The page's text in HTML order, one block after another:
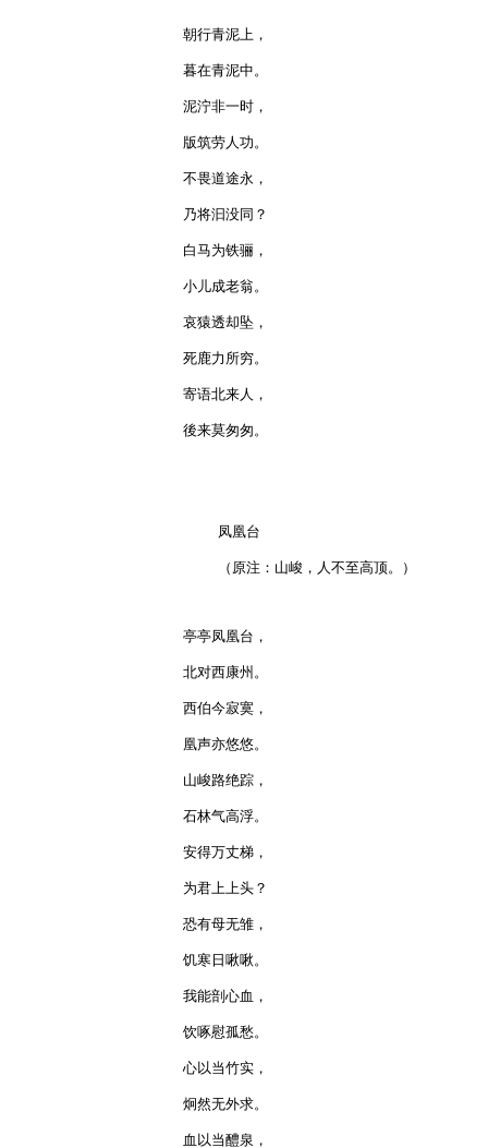
朝行青泥上，
暮在青泥中。
泥泞非一时，
版筑劳人功。
不畏道途永，
乃将汩没同？
白马为铁骊，
小儿成老翁。
哀猿透却坠，
死鹿力所穷。
寄语北来人，
後来莫匆匆。
    凤凰台
    （原注：山峻，人不至高顶。）
亭亭凤凰台，
北对西康州。
西伯今寂寞，
凰声亦悠悠。
山峻路绝踪，
石林气高浮。
安得万丈梯，
为君上上头？
恐有母无雏，
饥寒日啾啾。
我能剖心血，
饮啄慰孤愁。
心以当竹实，
炯然无外求。
血以当醴泉，